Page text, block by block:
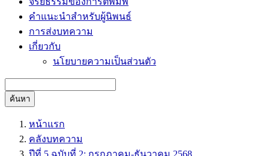
คำแนะนำสำหรับผู้นิพนธ์
การส่งบทความ
เกี่ยวกับ
นโยบายความเป็นส่วนตัว
ค้นหา
หน้าแรก
คลังบทความ
ปีที่ 5 ฉบับที่ 2: กรกฎาคม-ธันวาคม 2568